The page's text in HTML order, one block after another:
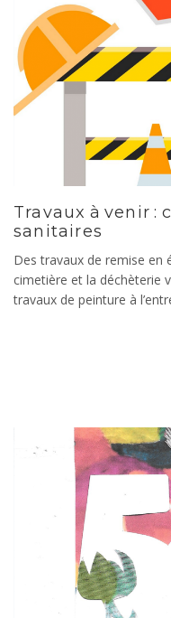
Travaux à venir :
sanitaires
Des travaux de remise en
cimetière et la déchèterie
travaux de peinture à